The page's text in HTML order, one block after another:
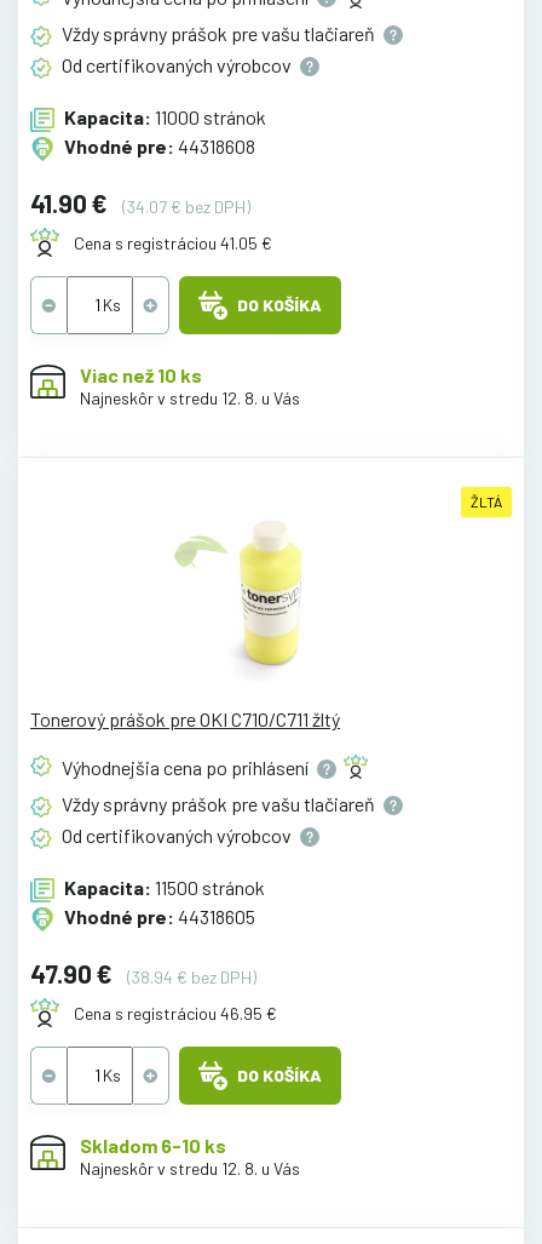
Vždy správny prášok pre vašu tlačiareň
Od certifikovaných výrobcov
Kapacita: 11000 stránok
Vhodné pre: 44318608
41.90 €
(34.07 € bez DPH)
Cena s registráciou 41.05 €
DO KOŠÍKA
Viac než 10 ks
Najneskôr v stredu 12. 8. u Vás
ŽLTÁ
Tonerový prášok pre OKI C710/C711 žltý
Výhodnejšia cena po prihlásení
Vždy správny prášok pre vašu tlačiareň
Od certifikovaných výrobcov
Kapacita: 11500 stránok
Vhodné pre: 44318605
47.90 €
(38.94 € bez DPH)
Cena s registráciou 46.95 €
DO KOŠÍKA
Skladom 6-10 ks
Najneskôr v stredu 12. 8. u Vás